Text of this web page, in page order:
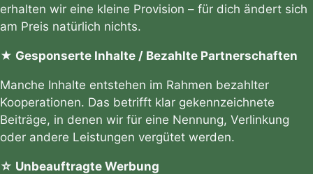
erhalten wir eine kleine Provision – für dich ändert sich
am Preis natürlich nichts.
★ Gesponserte Inhalte / Bezahlte Partnerschaften
Manche Inhalte entstehen im Rahmen bezahlter
Kooperationen. Das betrifft klar gekennzeichnete
Beiträge, in denen wir für eine Nennung, Verlinkung
oder andere Leistungen vergütet werden.
☆ Unbeauftragte Werbung